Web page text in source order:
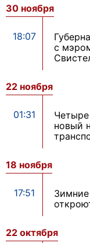
30 ноября
18:07
с
22 ноября
01:31
новый
18 ноября
17:51
22 октября